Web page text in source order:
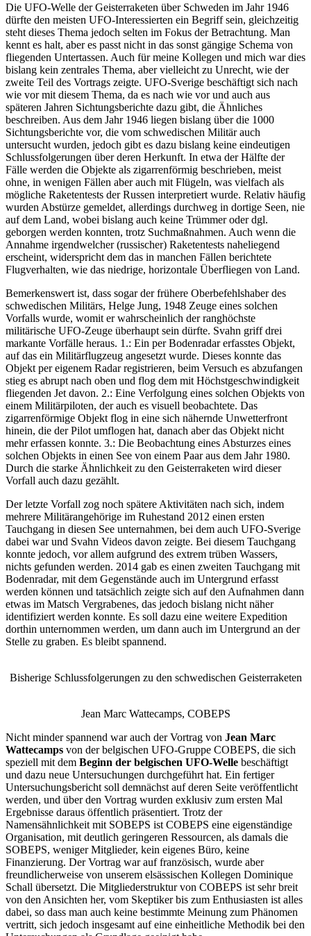
Die UFO-Welle der Geisterraketen über Schweden im Jahr 1946
dürfte den meisten UFO-Interessierten ein Begriff sein, gleichzeitig
steht dieses Thema jedoch selten im Fokus der Betrachtung. Man
kennt es halt, aber es passt nicht in das sonst gängige Schema von
fliegenden Untertassen. Auch für meine Kollegen und mich war dies
bislang kein zentrales Thema, aber vielleicht zu Unrecht, wie der
zweite Teil des Vortrags zeigte. UFO-Sverige beschäftigt sich nach
wie vor mit diesem Thema, da es nach wie vor und auch aus
späteren Jahren Sichtungsberichte dazu gibt, die Ähnliches
beschreiben. Aus dem Jahr 1946 liegen bislang über die 1000
Sichtungsberichte vor, die vom schwedischen Militär auch
untersucht wurden, jedoch gibt es dazu bislang keine eindeutigen
Schlussfolgerungen über deren Herkunft. In etwa der Hälfte der
Fälle werden die Objekte als zigarrenförmig beschrieben, meist
ohne, in wenigen Fällen aber auch mit Flügeln, was vielfach als
mögliche Raketentests der Russen interpretiert wurde. Relativ häufig
wurden Abstürze gemeldet, allerdings durchweg in dortige Seen, nie
auf dem Land, wobei bislang auch keine Trümmer oder dgl.
geborgen werden konnten, trotz Suchmaßnahmen. Auch wenn die
Annahme irgendwelcher (russischer) Raketentests naheliegend
erscheint, widerspricht dem das in manchen Fällen berichtete
Flugverhalten, wie das niedrige, horizontale Überfliegen von Land.
Bemerkenswert ist, dass sogar der frühere Oberbefehlshaber des
schwedischen Militärs, Helge Jung, 1948 Zeuge eines solchen
Vorfalls wurde, womit er wahrscheinlich der ranghöchste
militärische UFO-Zeuge überhaupt sein dürfte. Svahn griff drei
markante Vorfälle heraus. 1.: Ein per Bodenradar erfasstes Objekt,
auf das ein Militärflugzeug angesetzt wurde. Dieses konnte das
Objekt per eigenem Radar registrieren, beim Versuch es abzufangen
stieg es abrupt nach oben und flog dem mit Höchstgeschwindigkeit
fliegenden Jet davon. 2.: Eine Verfolgung eines solchen Objekts von
einem Militärpiloten, der auch es visuell beobachtete. Das
zigarrenförmige Objekt flog in eine sich nähernde Unwetterfront
hinein, die der Pilot umflogen hat, danach aber das Objekt nicht
mehr erfassen konnte. 3.: Die Beobachtung eines Absturzes eines
solchen Objekts in einen See von einem Paar aus dem Jahr 1980.
Durch die starke Ähnlichkeit zu den Geisterraketen wird dieser
Vorfall auch dazu gezählt.
Der letzte Vorfall zog noch spätere Aktivitäten nach sich, indem
mehrere Militärangehörige im Ruhestand 2012 einen ersten
Tauchgang in diesen See unternahmen, bei dem auch UFO-Sverige
dabei war und Svahn Videos davon zeigte. Bei diesem Tauchgang
konnte jedoch, vor allem aufgrund des extrem trüben Wassers,
nichts gefunden werden. 2014 gab es einen zweiten Tauchgang mit
Bodenradar, mit dem Gegenstände auch im Untergrund erfasst
werden können und tatsächlich zeigte sich auf den Aufnahmen dann
etwas im Matsch Vergrabenes, das jedoch bislang nicht näher
identifiziert werden konnte. Es soll dazu eine weitere Expedition
dorthin unternommen werden, um dann auch im Untergrund an der
Stelle zu graben. Es bleibt spannend.
Bisherige Schlussfolgerungen zu den schwedischen Geisterraketen
Jean Marc Wattecamps, COBEPS
Nicht minder spannend war auch der Vortrag von Jean Marc
Wattecamps von der belgischen UFO-Gruppe COBEPS, die sich
speziell mit dem Beginn der belgischen UFO-Welle beschäftigt
und dazu neue Untersuchungen durchgeführt hat. Ein fertiger
Untersuchungsbericht soll demnächst auf deren Seite veröffentlicht
werden, und über den Vortrag wurden exklusiv zum ersten Mal
Ergebnisse daraus öffentlich präsentiert. Trotz der
Namensähnlichkeit mit SOBEPS ist COBEPS eine eigenständige
Organisation, mit deutlich geringeren Ressourcen, als damals die
SOBEPS, weniger Mitglieder, kein eigenes Büro, keine
Finanzierung. Der Vortrag war auf französisch, wurde aber
freundlicherweise von unserem elsässischen Kollegen Dominique
Schall übersetzt. Die Mitgliederstruktur von COBEPS ist sehr breit
von den Ansichten her, vom Skeptiker bis zum Enthusiasten ist alles
dabei, so dass man auch keine bestimmte Meinung zum Phänomen
vertritt, sich jedoch insgesamt auf eine einheitliche Methodik bei den